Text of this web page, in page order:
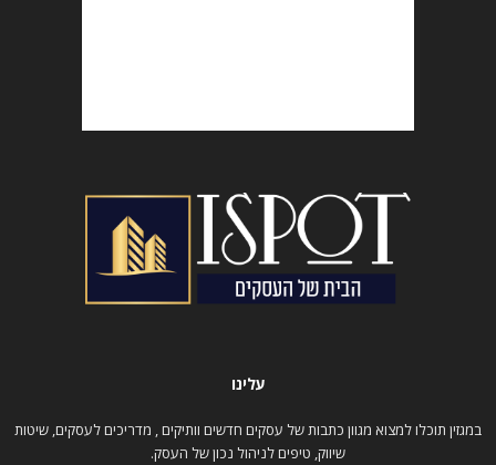
עלינו
במגזין תוכלו למצוא מגוון כתבות של עסקים חדשים וותיקים , מדריכים לעסקים, שיטות
שיווק, טיפים לניהול נכון של העסק.